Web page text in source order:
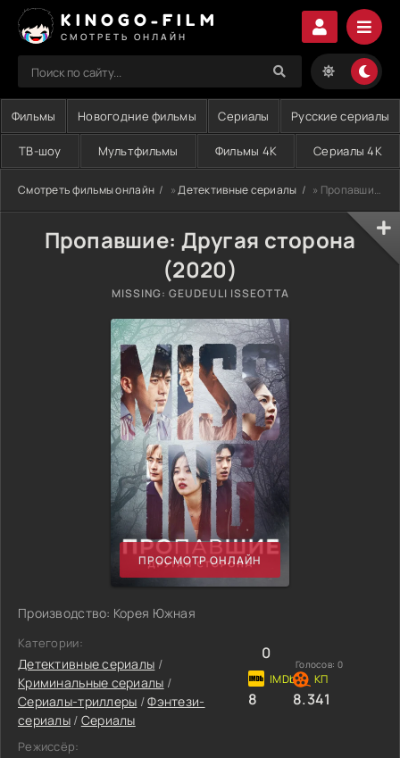
KINOGO-FILM
СМОТРЕТЬ ОНЛАЙН
Фильмы Новогодние фильмы Сериалы Русские сериалы
ТВ-шоу Мультфильмы Фильмы 4K Сериалы 4K
Смотреть фильмы онлайн »Детективные сериалы » Пропавшие: Другая сторона (2020)
Пропавшие: Другая сторона
(2020)
MISSING: GEUDEULI ISSEOTTA
ПРОСМОТР ОНЛАЙН
Производство: Корея Южная
Категории:
Детективные сериалы /
Криминальные сериалы /
Сериалы-триллеры /Фэнтези-
сериалы/ Сериалы
Режиссёр:
0
Голосов: 0
8 8.341